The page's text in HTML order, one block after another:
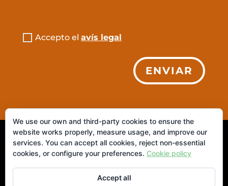
Accepto elavís legal
ENVIAR
© 2026 IAIANITA. S.L. ·Aviso Legal| Política de
Privacidad|Política de Cookies
We use our own and third-party cookies to ensure the
website works properly, measure usage, and improve our
services. You can accept all cookies, reject non-essential
cookies, or configure your preferences. Cookie policy
Accept all